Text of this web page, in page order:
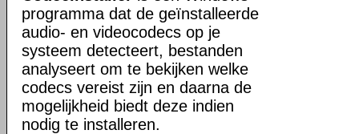
programma dat de geïnstalleerde
audio- en videocodecs op je
systeem detecteert, bestanden
analyseert om te bekijken welke
codecs vereist zijn en daarna de
mogelijkheid biedt deze indien
nodig te installeren.